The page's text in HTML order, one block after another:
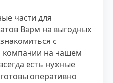
части для
Варм на выгодных
с
компании на нашем
есть нужные
оперативно